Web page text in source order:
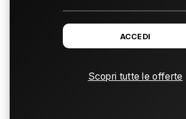
ACCEDI
Scopri tutte le offerte